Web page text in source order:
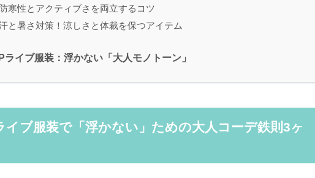
寒性とアクティブさを両立するコツ
と暑さ対策！涼しさと体裁を保つアイテム
イブ服装：浮かない「大人モノトーン」
イブ服装で「浮かない」ための大人コーデ鉄則3ヶ